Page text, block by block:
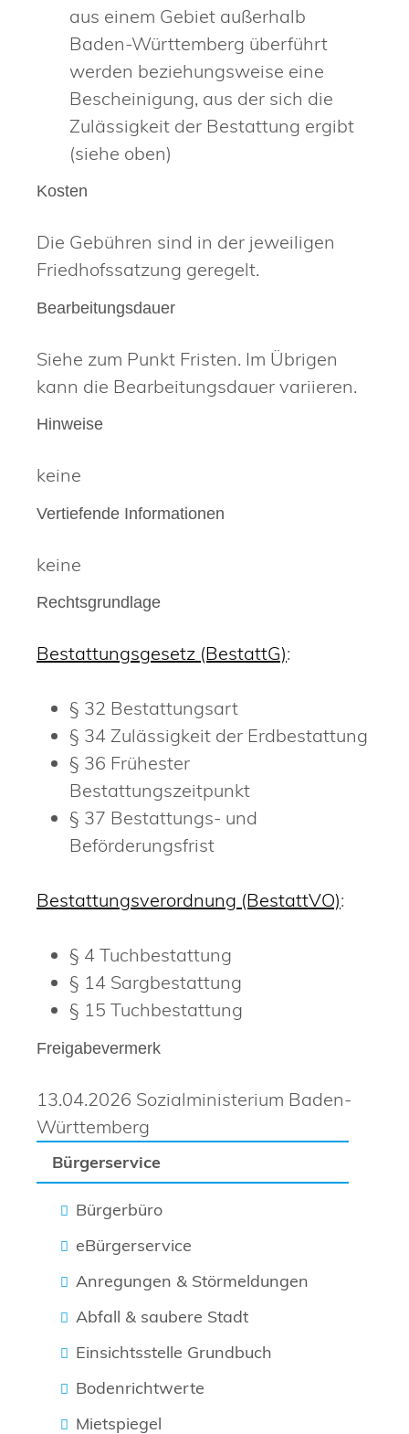
Bürgerservice
Bürgerbüro
eBürgerservice
Anregungen & Störmeldungen
Abfall & saubere Stadt
Einsichtsstelle Grundbuch
Bodenrichtwerte
Mietspiegel
aus einem Gebiet außerhalb
Baden-Württemberg überführt
werden beziehungsweise eine
Bescheinigung, aus der sich die
Zulässigkeit der Bestattung ergibt
(siehe oben)
Kosten
Die Gebühren sind in der jeweiligen
Friedhofssatzung geregelt.
Bearbeitungsdauer
Siehe zum Punkt Fristen. Im Übrigen
kann die Bearbeitungsdauer variieren.
Hinweise
keine
Vertiefende Informationen
keine
Rechtsgrundlage
Bestattungsgesetz (BestattG):
§ 32 Bestattungsart
§ 34 Zulässigkeit der Erdbestattung
§ 36 Frühester
Bestattungszeitpunkt
§ 37 Bestattungs- und
Beförderungsfrist
Bestattungsverordnung (BestattVO):
§ 4 Tuchbestattung
§ 14 Sargbestattung
§ 15 Tuchbestattung
Freigabevermerk
13.04.2026 Sozialministerium Baden-
Württemberg